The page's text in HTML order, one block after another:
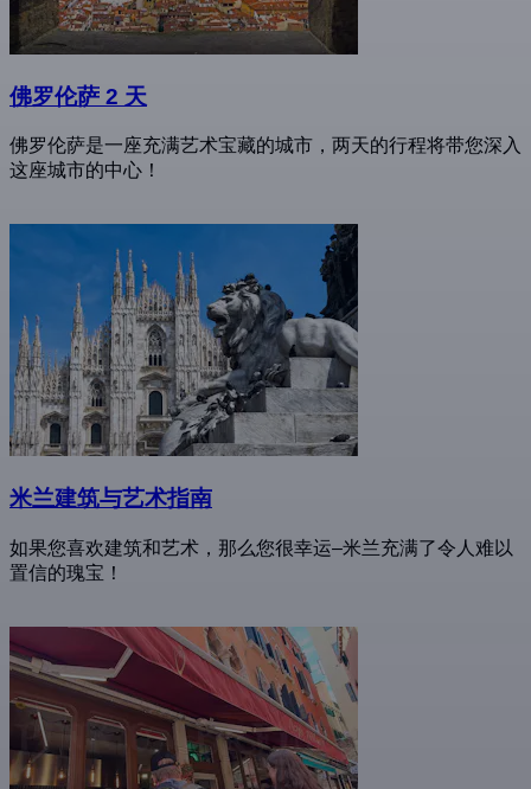
佛罗伦萨 2 天
佛罗伦萨是一座充满艺术宝藏的城市，两天的行程将带您深入
这座城市的中心！
米兰建筑与艺术指南
如果您喜欢建筑和艺术，那么您很幸运–米兰充满了令人难以
置信的瑰宝！